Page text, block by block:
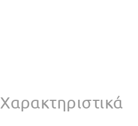
Χαρακτηριστικά